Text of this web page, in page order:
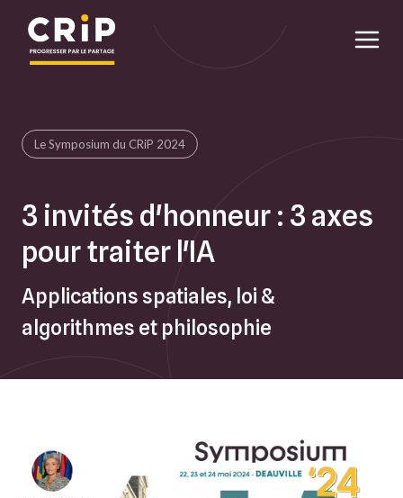
Le Symposium du CRiP 2024
3 invités d'honneur : 3 axes
pour traiter l'IA
Applications spatiales, loi &
algorithmes et philosophie